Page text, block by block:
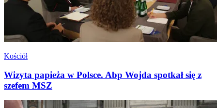
Kościół
Wizyta papieża w Polsce. Abp Wojda spotkał się z
szefem MSZ